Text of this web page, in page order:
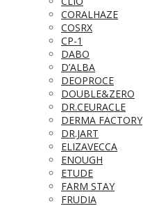
CORALHAZE
COSRX
CP-1
DABO
D’ALBA
DEOPROCE
DOUBLE&ZERO
DR.CEURACLE
DERMA FACTORY
DR.JART
ELIZAVECCA
ENOUGH
ETUDE
FARM STAY
FRUDIA